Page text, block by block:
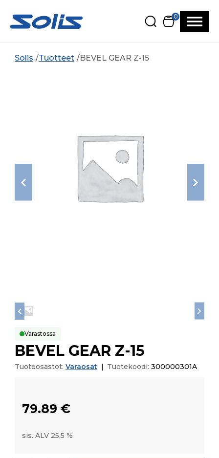
0
Solis Tuotteet BEVEL GEAR Z-15
Varastossa
BEVEL GEAR Z-15
Tuoteosastot: Varaosat Tuotekoodi: 300000301A
79.89 €
sis. ALV 25,5 %